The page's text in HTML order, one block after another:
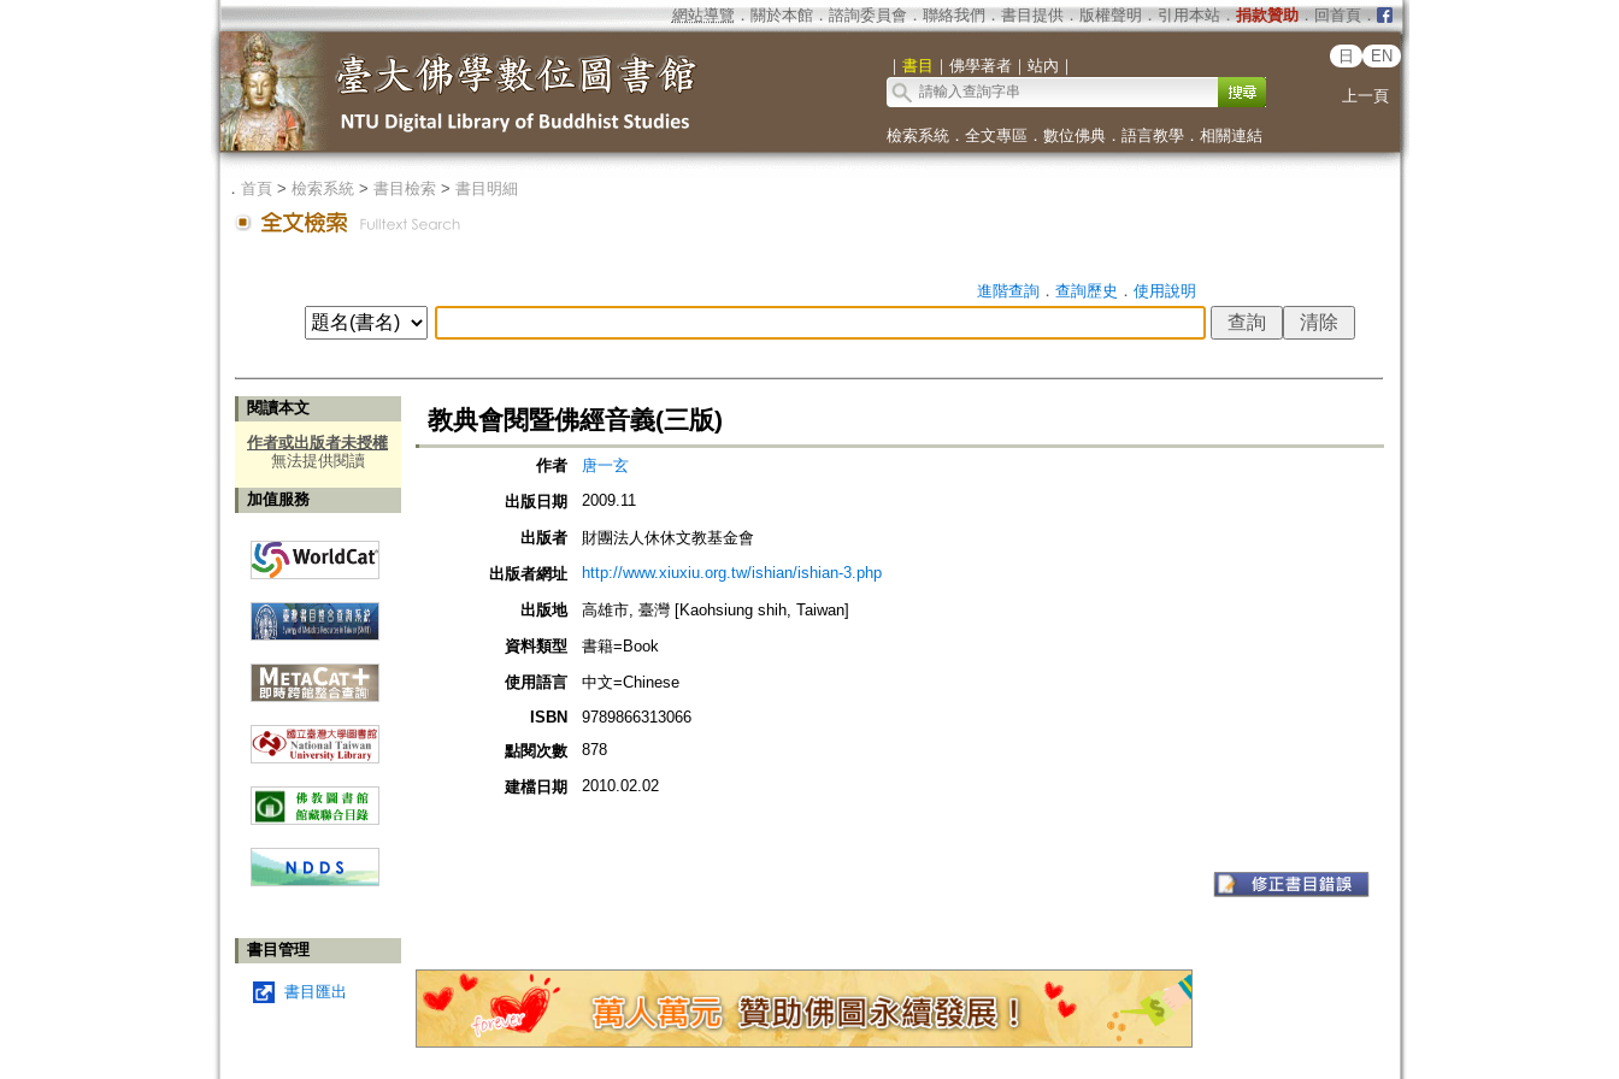
網站導覽 ． 關於本館． 諮詢委員會． 聯絡我們 ． 書目提供． 版權聲明 ． 引用本站． 捐款贊助．回首頁．
｜ 書目 ｜ 佛學著者｜ 站內 ｜
日 EN
上一頁
檢索系統． 全文專區 ． 數位佛典． 語言教學． 相關連結
． 首頁> 檢索系統> 書目檢索> 書目明細
進階查詢． 查詢歷史 ． 使用說明
閱讀本文
作者或出版者未授權
無法提供閱讀
加值服務
書目管理
書目匯出
教典會閱暨佛經音義(三版)
作者
唐一玄
出版日期
2009.11
出版者
財團法人休休文教基金會
出版者網址
http://www.xiuxiu.org.tw/ishian/ishian-3.php
出版地
高雄市, 臺灣 [Kaohsiung shih, Taiwan]
資料類型
書籍=Book
使用語言
中文=Chinese
ISBN
9789866313066
點閱次數
878
建檔日期 2010.02.02